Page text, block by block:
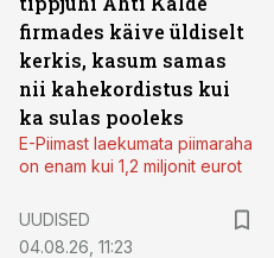
firmades käive üldiselt
kerkis, kasum samas
nii kahekordistus kui
ka sulas pooleks
E-Piimast laekumata piimaraha
on enam kui 1,2 miljonit eurot
UUDISED
04.08.26, 11:23